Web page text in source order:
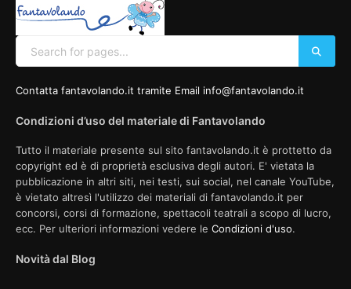
Contatta fantavolando.it tramite Email info@fantavolando.it
Condizioni d’uso del materiale di Fantavolando
Tutto il materiale presente sul sito fantavolando.it è prottetto da
copyright ed è di proprietà esclusiva degli autori. E' vietata la
pubblicazione in altri siti, nei testi, sui social, nel canale YouTube,
è vietato altresì l'utilizzo dei materiali di fantavolando.it per
concorsi, corsi di formazione, spettacoli teatrali a scopo di lucro,
ecc. Per ulteriori informazioni vedere le Condizioni d'uso.
Novità dal Blog